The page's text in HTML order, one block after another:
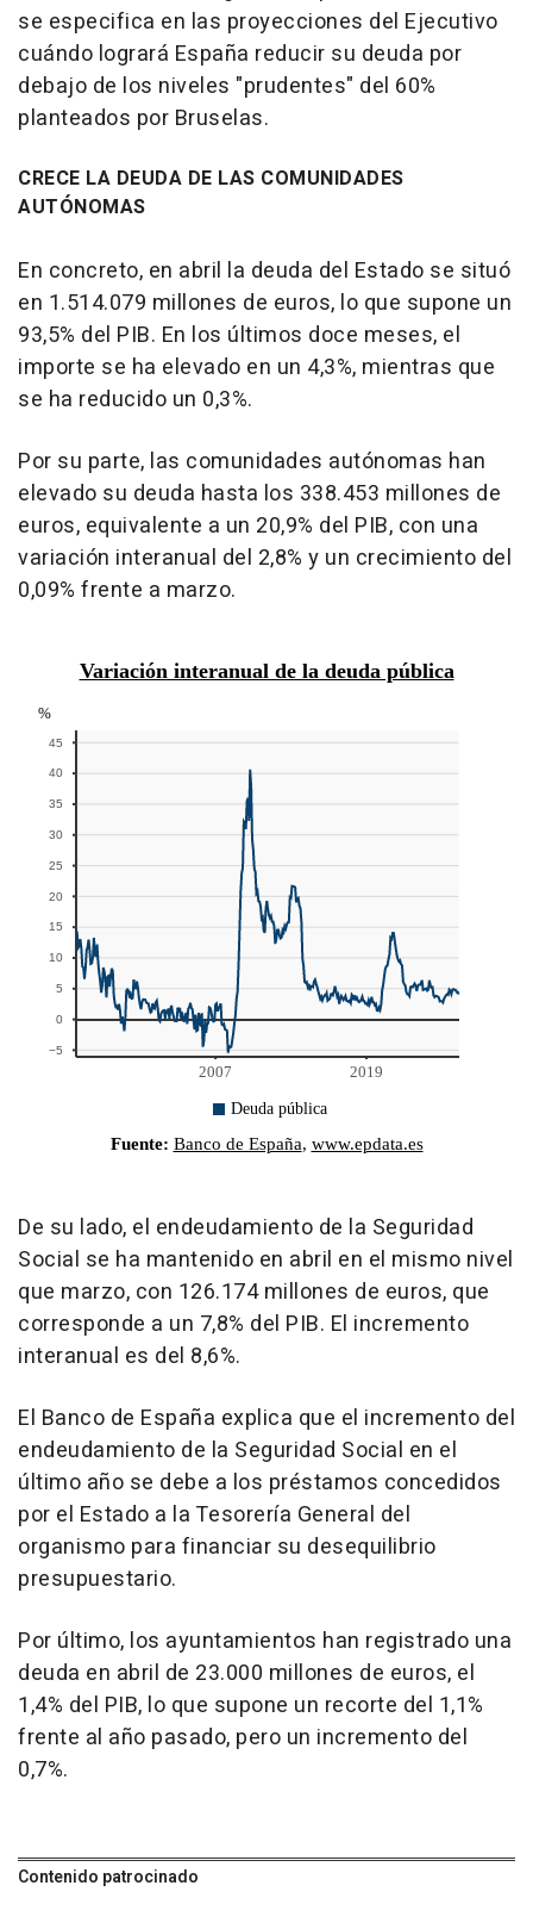
se especifica en las proyecciones del Ejecutivo
cuándo logrará España reducir su deuda por
debajo de los niveles "prudentes" del 60%
planteados por Bruselas.
CRECE LA DEUDA DE LAS COMUNIDADES
AUTÓNOMAS
En concreto, en abril la deuda del Estado se situó
en 1.514.079 millones de euros, lo que supone un
93,5% del PIB. En los últimos doce meses, el
importe se ha elevado en un 4,3%, mientras que
se ha reducido un 0,3%.
Por su parte, las comunidades autónomas han
elevado su deuda hasta los 338.453 millones de
euros, equivalente a un 20,9% del PIB, con una
variación interanual del 2,8% y un crecimiento del
0,09% frente a marzo.
De su lado, el endeudamiento de la Seguridad
Social se ha mantenido en abril en el mismo nivel
que marzo, con 126.174 millones de euros, que
corresponde a un 7,8% del PIB. El incremento
interanual es del 8,6%.
El Banco de España explica que el incremento del
endeudamiento de la Seguridad Social en el
último año se debe a los préstamos concedidos
por el Estado a la Tesorería General del
organismo para financiar su desequilibrio
presupuestario.
Por último, los ayuntamientos han registrado una
deuda en abril de 23.000 millones de euros, el
1,4% del PIB, lo que supone un recorte del 1,1%
frente al año pasado, pero un incremento del
0,7%.
Contenido patrocinado